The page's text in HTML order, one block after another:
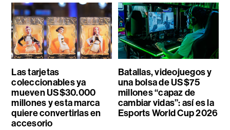
Las tarjetas
coleccionables ya
mueven US$30.000
millones y esta marca
quiere convertirlas en
accesorio
Batallas, videojuegos y
una bolsa de US$75
millones “capaz de
cambiar vidas”: así es la
Esports World Cup 2026